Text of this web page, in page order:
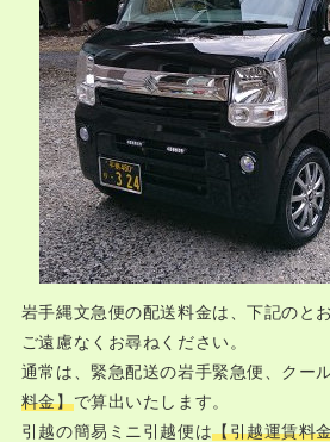
岩手縄文急便の配送料金は、下記のと
ご遠慮なくお尋ねください。
通常は、緊急配送の岩手緊急便、クー
料金】で算出いたします。
引越の簡易ミニ引越便は【引越運賃料